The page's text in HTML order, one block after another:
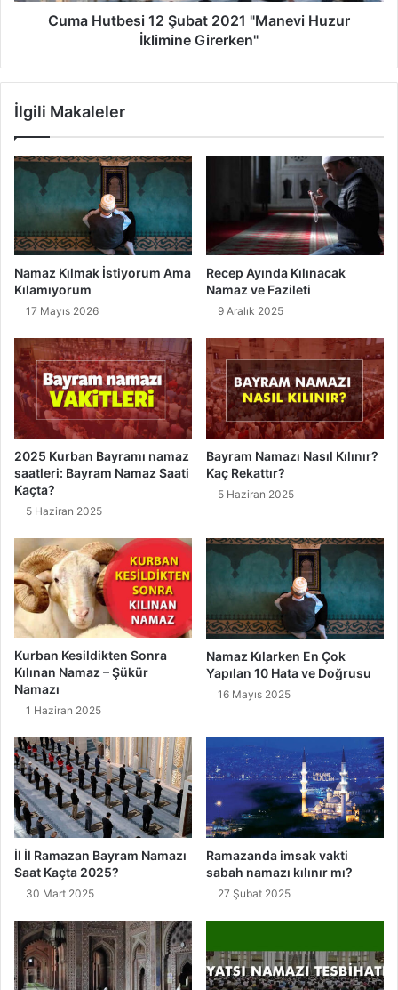
s
e
"
n
u
ş
u
n
l
a
m
ı
F
a
l
e
t
i
t
1
M
a
e
v
i
H
u
z
u
İ
i
m
i
n
e
G
i
r
e
e
n
"
Cuma Hutbesi 12 Şubat 2021 "Manevi Huzur
İklimine Girerken"
İlgili Makaleler
Namaz Kılmak İstiyorum Ama
Kılamıyorum
17 Mayıs 2026
Recep Ayında Kılınacak
Namaz ve Fazileti
9 Aralık 2025
2025 Kurban Bayramı namaz
saatleri: Bayram Namaz Saati
Kaçta?
5 Haziran 2025
Bayram Namazı Nasıl Kılınır?
Kaç Rekattır?
5 Haziran 2025
Kurban Kesildikten Sonra
Kılınan Namaz – Şükür
Namazı
1 Haziran 2025
Namaz Kılarken En Çok
Yapılan 10 Hata ve Doğrusu
16 Mayıs 2025
İl İl Ramazan Bayram Namazı
Saat Kaçta 2025?
30 Mart 2025
Ramazanda imsak vakti
sabah namazı kılınır mı?
27 Şubat 2025